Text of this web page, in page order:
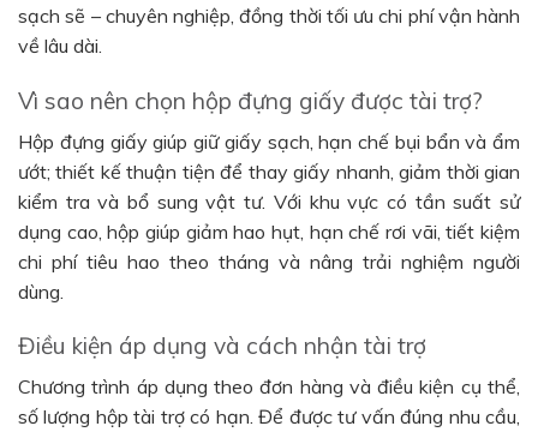
sạch sẽ – chuyên nghiệp, đồng thời tối ưu chi phí vận hành
về lâu dài.
Vì sao nên chọn hộp đựng giấy được tài trợ?
Hộp đựng giấy giúp giữ giấy sạch, hạn chế bụi bẩn và ẩm
ướt; thiết kế thuận tiện để thay giấy nhanh, giảm thời gian
kiểm tra và bổ sung vật tư. Với khu vực có tần suất sử
dụng cao, hộp giúp giảm hao hụt, hạn chế rơi vãi, tiết kiệm
chi phí tiêu hao theo tháng và nâng trải nghiệm người
dùng.
Điều kiện áp dụng và cách nhận tài trợ
Chương trình áp dụng theo đơn hàng và điều kiện cụ thể,
số lượng hộp tài trợ có hạn. Để được tư vấn đúng nhu cầu,